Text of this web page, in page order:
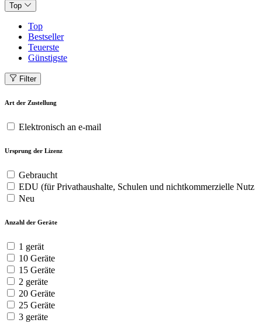
Top
Top
Bestseller
Teuerste
Günstigste
Filter
Art der Zustellung
Elektronisch an e-mail
Ursprung der Lizenz
Gebraucht
EDU (für Privathaushalte, Schulen und nichtkommerzielle Nutz
Neu
Anzahl der Geräte
1 gerät
10 Geräte
15 Geräte
2 geräte
20 Geräte
25 Geräte
3 geräte